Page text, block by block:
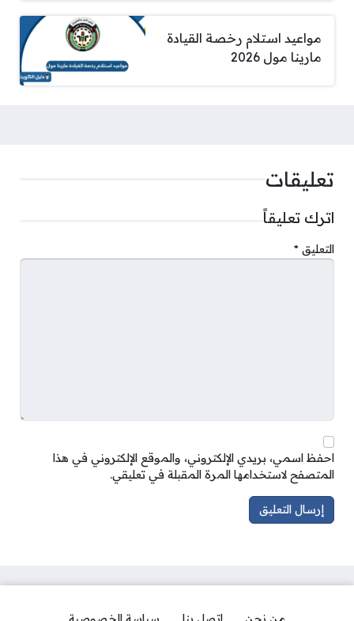
مواعيد استلام رخصة القيادة
مارينا مول 2026
تعليقات
اترك تعليقاً
التعليق *
احفظ اسمي، بريدي الإلكتروني، والموقع الإلكتروني في هذا
المتصفح لاستخدامها المرة المقبلة في تعليقي.